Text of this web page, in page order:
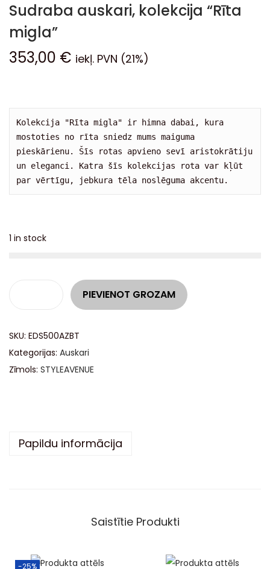
Sudraba auskari, kolekcija “Rīta
migla”
353,00 € iekļ. PVN (21%)
Kolekcija "Rīta migla" ir himna dabai, kura
mostoties no rīta sniedz mums maiguma
pieskārienu. Šīs rotas apvieno sevī aristokrātiju
un eleganci. Katra šīs kolekcijas rota var kļūt
par vērtīgu, jebkura tēla noslēguma akcentu.
1 in stock
PIEVIENOT GROZAM
SKU: EDS500AZBT
Kategorijas: Auskari
Zīmols: STYLEAVENUE
Papildu informācija
Saistītie Produkti
-25%